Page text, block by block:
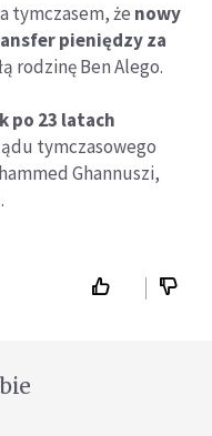
tymczasem, że nowy
pieniędzy za
rodzinę Ben Alego.
po 23 latach
tymczasowego
Ghannuszi,